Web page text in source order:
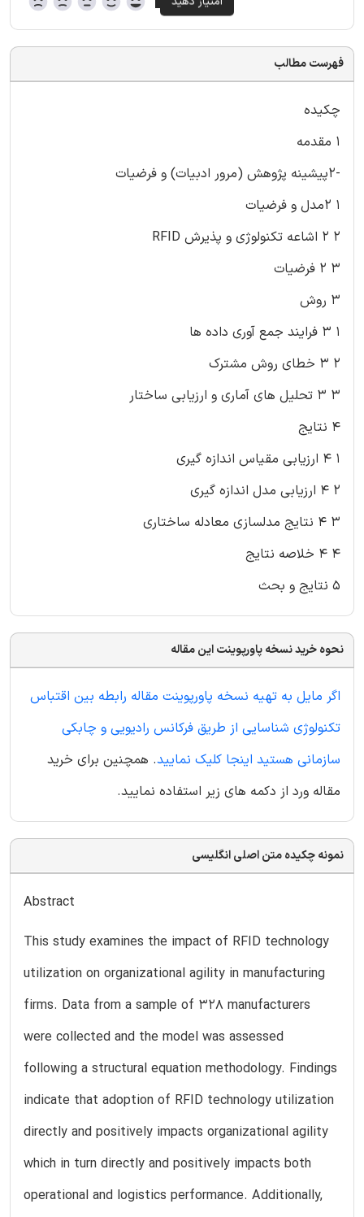
فهرست مطالب
چکیده
1 مقدمه
-2پیشینه پژوهش (مرور ادبیات) و فرضیات
1 2مدل و فرضیات
2 2 اشاعه تکنولوژی و پذیرش RFID
3 2 فرضیات
3 روش
1 3 فرایند جمع آوری داده ها
2 3 خطای روش مشترک
3 3 تحلیل های آماری و ارزیابی ساختار
4 نتایج
1 4 ارزیابی مقیاس اندازه گیری
2 4 ارزیابی مدل اندازه گیری
3 4 نتایج مدلسازی معادله ساختاری
4 4 خلاصه نتایج
5 نتایج و بحث
نحوه خرید نسخه پاورپوینت این مقاله
اگر مایل به تهیه نسخه پاورپوینت مقاله رابطه بین اقتباس
تکنولوژی شناسایی از طریق فرکانس رادیویی و چابکی
سازمانی هستید اینجا کلیک نمایید. همچنین برای خرید
مقاله ورد از دکمه های زیر استفاده نمایید.
نمونه چکیده متن اصلی انگلیسی
Abstract
This study examines the impact of RFID technology
utilization on organizational agility in manufacturing
firms. Data from a sample of 328 manufacturers
were collected and the model was assessed
following a structural equation methodology. Findings
indicate that adoption of RFID technology utilization
directly and positively impacts organizational agility
which in turn directly and positively impacts both
operational and logistics performance. Additionally,